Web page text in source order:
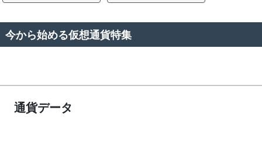
今から始める仮想通貨特集
通貨データ